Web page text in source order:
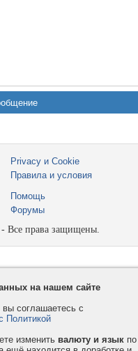
Privacy и Cookie
Правила и условия
Помощь
Форумы
- Все права защищены.
на нашем сайте
соглашаетесь с
Политикой
изменить валюту и язык по